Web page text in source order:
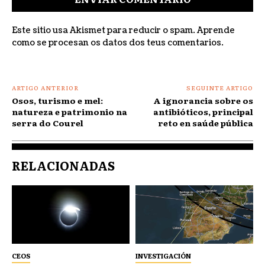
Este sitio usa Akismet para reducir o spam. Aprende
como se procesan os datos dos teus comentarios.
ARTIGO ANTERIOR
Osos, turismo e mel:
natureza e patrimonio na
serra do Courel
SEGUINTE ARTIGO
A ignorancia sobre os
antibióticos, principal
reto en saúde pública
RELACIONADAS
CEOS INVESTIGACIÓN